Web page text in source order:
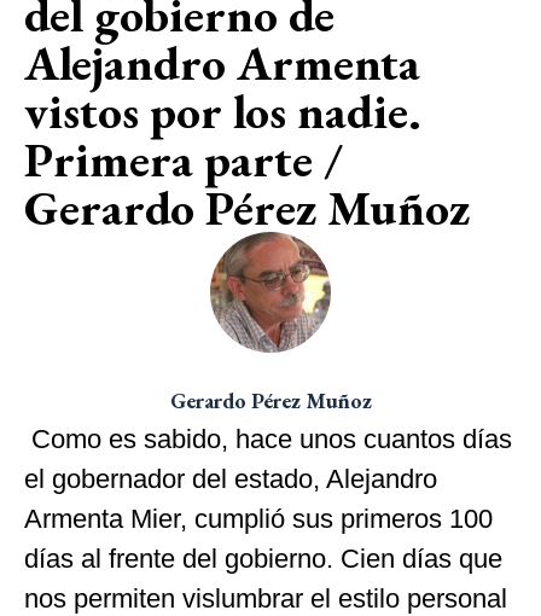
del gobierno de
Alejandro Armenta
vistos por los nadie.
Primera parte /
Gerardo Pérez Muñoz
Gerardo Pérez Muñoz
Como es sabido, hace unos cuantos días
el gobernador del estado, Alejandro
Armenta Mier, cumplió sus primeros 100
días al frente del gobierno. Cien días que
nos permiten vislumbrar el estilo personal